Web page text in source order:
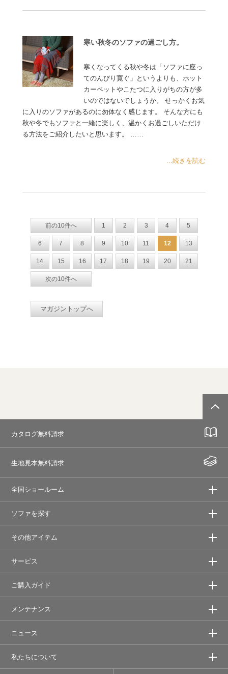
寒い秋冬のソファの過ごし方。
寒くなってくる秋や冬は「ソファに座っ
てのんびり寛ぐ」というよりも、ホット
カーペットやこたつに入りがちの方が多
いのではないでしょうか。 せっかくお気
に入りのソファがあるのに勿体なく感じます。 そんな方にも
秋や冬でもソファと一緒に楽しく、温かくお過ごしいただけ
る方法をご紹介したいと思います。 ……
...続きを読む
前の10件へ 1 2 3 4 5
6 7 8 9 10 11 12 13
14 15 16 17 18 19 20 21
次の10件へ
マガジントップへ
カタログ無料請求
生地見本無料請求
全国ショールーム
ソファを探す
その他アイテム
サービス
ご購入ガイド
メンテナンス
ニュース
私たちについて